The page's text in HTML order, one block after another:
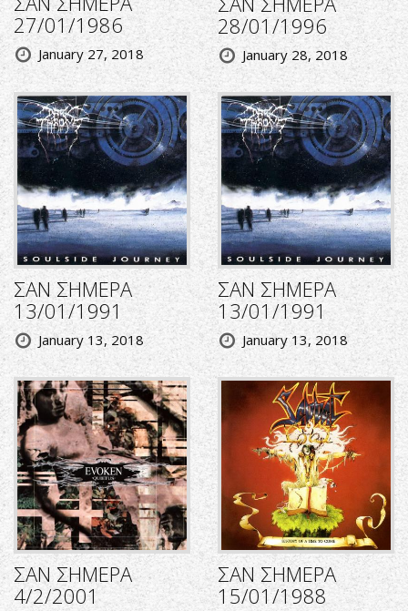
27/01/1986
January 27, 2018
28/01/1996
January 28, 2018
ΣΑΝ ΣΗΜΕΡΑ
13/01/1991
January 13, 2018
ΣΑΝ ΣΗΜΕΡΑ
13/01/1991
January 13, 2018
ΣΑΝ ΣΗΜΕΡΑ
4/2/2001
ΣΑΝ ΣΗΜΕΡΑ
15/01/1988